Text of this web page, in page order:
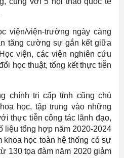
viện/viện-trường ngày càng
tăng cường sự gắn kết giữa
viện, các viện nghiên cứu
học thuật, tổng kết thực tiễn
chính trị cấp tỉnh cũng chú
học, tập trung vào những
thực tiễn công tác lãnh đạo,
liệu tổng hợp năm 2020-2024
khoa học toàn hệ thống có sự
130 tọa đàm năm 2020 giảm